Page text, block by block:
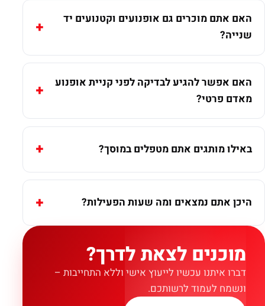
האם אתם מוכרים גם אופנועים וקטנועים יד
שנייה?
האם אפשר להגיע לבדיקה לפני קניית אופנוע
מאדם פרטי?
באילו מותגים אתם מטפלים במוסך?
היכן אתם נמצאים ומה שעות הפעילות?
מוכנים לצאת לדרך?
דברו איתנו עכשיו לייעוץ אישי וללא התחייבות –
ונשמח לעמוד לרשותכם.